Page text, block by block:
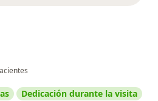
Dedicación durante la visita